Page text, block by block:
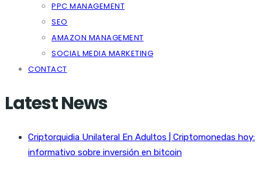
PPC MANAGEMENT
SEO
AMAZON MANAGEMENT
SOCIAL MEDIA MARKETING
CONTACT
Latest News
Criptorquidia Unilateral En Adultos | Criptomonedas hoy:
informativo sobre inversión en bitcoin